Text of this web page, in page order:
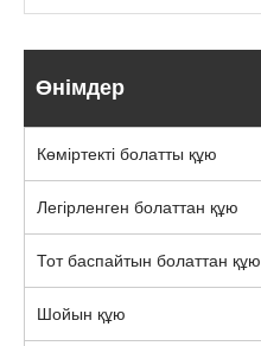
Өнімдер
Көміртекті болатты құю
Легірленген болаттан құю
Тот баспайтын болаттан құю
Шойын құю